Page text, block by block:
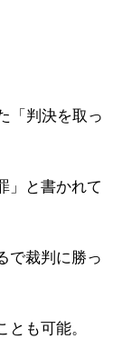
「判決を取っ
」と書かれて
で裁判に勝っ
も可能。